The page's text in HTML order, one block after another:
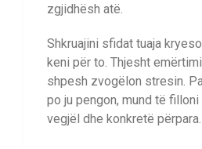
zgjidhësh atë.
Shkruajini sfidat tuaja
keni për to. Thjesht
shpesh zvogëlon stresin.
po ju pengon, mund të
vegjël dhe konkretë përpara.